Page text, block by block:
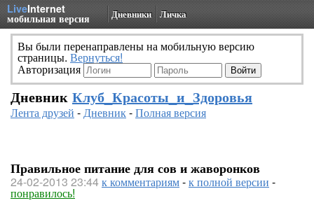
LiveInternet
мобильная версия Дневники Личка
Вы были перенаправлены на мобильную версию
страницы. Вернуться!
Авторизация
Дневник Клуб_Красоты_и_Здоровья
Лента друзей -Дневник-Полная версия
Правильное питание для сов и жаворонков
24-02-2013 23:44к комментариям-к полной версии -
понравилось!